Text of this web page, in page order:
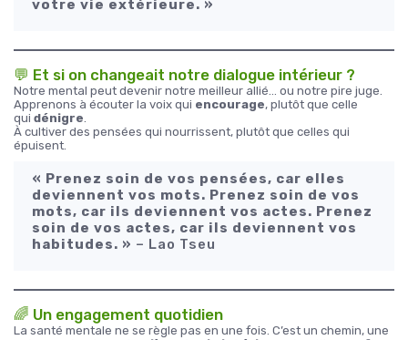
votre vie extérieure. »
💬 Et si on changeait notre dialogue intérieur ?
Notre mental peut devenir notre meilleur allié… ou notre pire juge.
Apprenons à écouter la voix qui encourage, plutôt que celle
qui dénigre.
À cultiver des pensées qui nourrissent, plutôt que celles qui
épuisent.
« Prenez soin de vos pensées, car elles
deviennent vos mots. Prenez soin de vos
mots, car ils deviennent vos actes. Prenez
soin de vos actes, car ils deviennent vos
habitudes. » – Lao Tseu
🌈 Un engagement quotidien
La santé mentale ne se règle pas en une fois. C’est un chemin, une